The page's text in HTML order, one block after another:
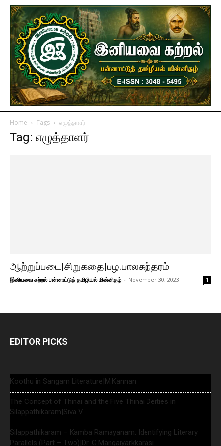
Home Tags எழுத்தாளர்
Tag: எழுத்தாளர்
ஆற்றுப்படை|சிறுகதை|பழ.பாலசுந்தரம்
இனியவை கற்றல் பன்னாட்டுத் தமிழியல் மின்னிதழ் - November 30, 2023 1
EDITOR PICKS
Koothu in Sangam Literature|M.Kannan
The Concept of Thinai and the Five Thinai Deities in
Silappathikaram|Siva V
Silappathikaram – Kamba Ramayanam: Identifying Literary
Parallels (Part – Two)|Dr. G.Mangaiyarkkarasi